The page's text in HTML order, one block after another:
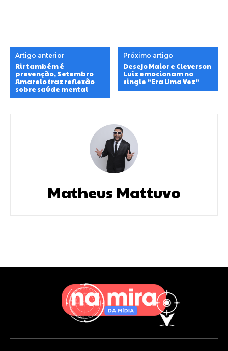
Artigo anterior
Rir também é
prevenção, Setembro
Amarelo traz reflexão
sobre saúde mental
Próximo artigo
Desejo Maior e Cleverson
Luiz emocionam no
single “Era Uma Vez”
Matheus Mattuvo